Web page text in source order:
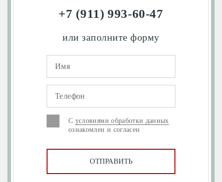
+7 (911) 993-60-47
или заполните форму
С условиями обработки данных
ознакомлен и согласен